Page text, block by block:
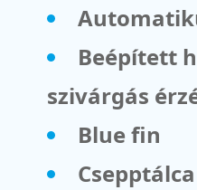
Beépített
szivárgás
Blue fin